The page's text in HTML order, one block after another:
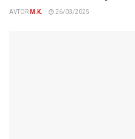
AVTOR M.K. 26/03/2025